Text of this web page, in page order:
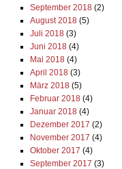
September 2018(2)
August 2018(5)
Juli 2018(3)
Juni 2018(4)
Mai 2018(4)
April 2018(3)
März 2018(5)
Februar 2018(4)
Januar 2018(4)
Dezember 2017 (2)
November 2017 (4)
Oktober 2017 (4)
September 2017 (3)